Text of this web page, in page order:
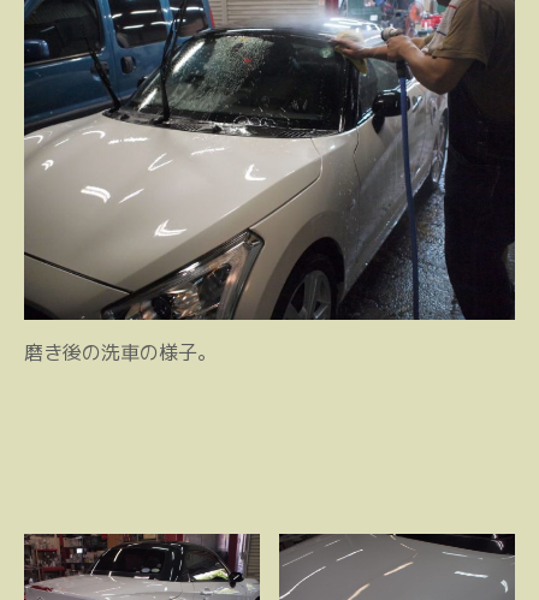
磨き後の洗車の様子。